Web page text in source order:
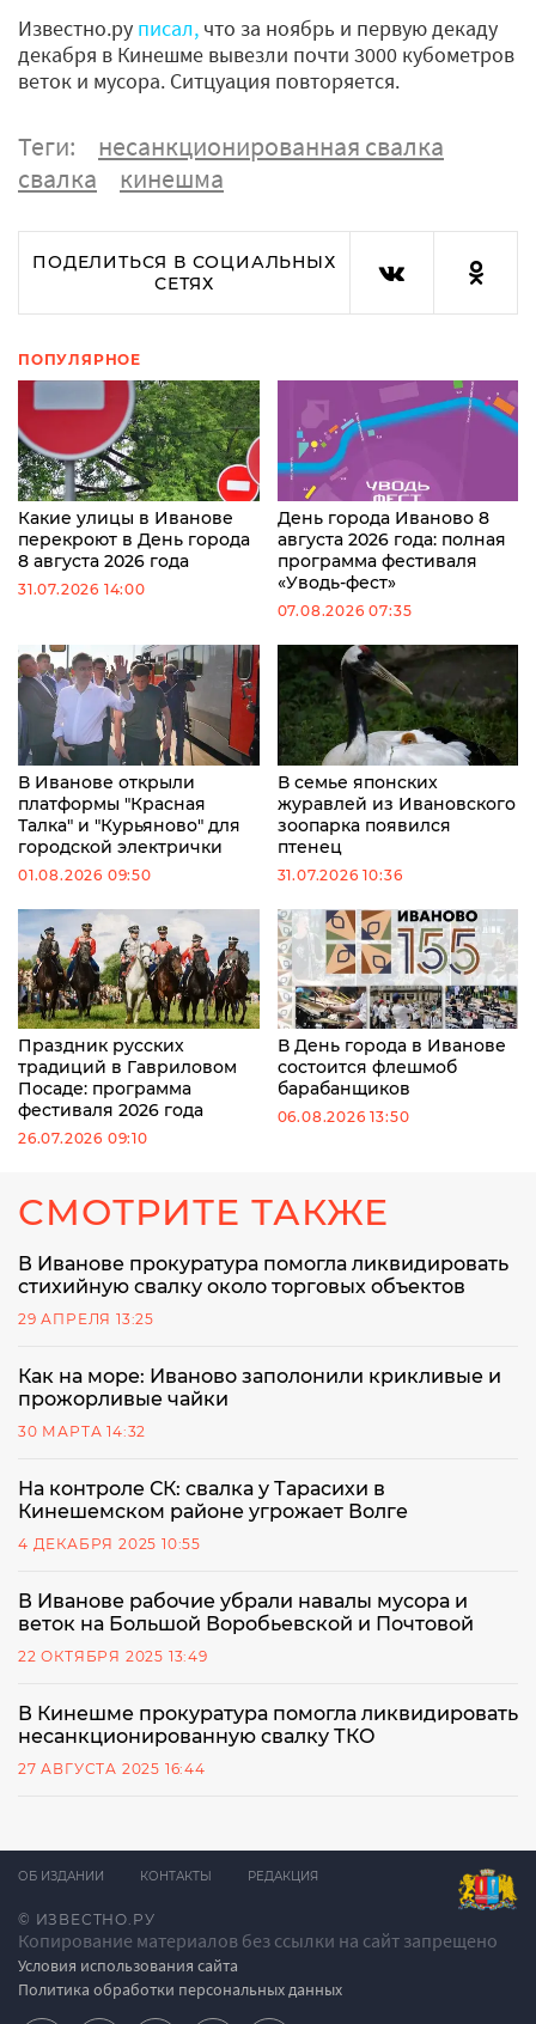
Известно.ру писал, что за ноябрь и первую декаду
декабря в Кинешме вывезли почти 3000 кубометров
веток и мусора. Ситцуация повторяется.
Теги:
несанкционированная свалка
свалка
кинешма
ПОДЕЛИТЬСЯ В СОЦИАЛЬНЫХ
СЕТЯХ
ПОПУЛЯРНОЕ
Какие улицы в Иванове
перекроют в День города
8 августа 2026 года
31.07.2026 14:00
День города Иваново 8
августа 2026 года: полная
программа фестиваля
«Уводь-фест»
07.08.2026 07:35
В Иванове открыли
платформы "Красная
Талка" и "Курьяново" для
городской электрички
01.08.2026 09:50
В семье японских
журавлей из Ивановского
зоопарка появился
птенец
31.07.2026 10:36
Праздник русских
традиций в Гавриловом
Посаде: программа
фестиваля 2026 года
26.07.2026 09:10
В День города в Иванове
состоится флешмоб
барабанщиков
06.08.2026 13:50
СМОТРИТЕ ТАКЖЕ
В Иванове прокуратура помогла ликвидировать
стихийную свалку около торговых объектов
29 АПРЕЛЯ 13:25
Как на море: Иваново заполонили крикливые и
прожорливые чайки
30 МАРТА 14:32
На контроле СК: свалка у Тарасихи в
Кинешемском районе угрожает Волге
4 ДЕКАБРЯ 2025 10:55
В Иванове рабочие убрали навалы мусора и
веток на Большой Воробьевской и Почтовой
22 ОКТЯБРЯ 2025 13:49
В Кинешме прокуратура помогла ликвидировать
несанкционированную свалку ТКО
27 АВГУСТА 2025 16:44
© ИЗВЕСТНО.РУ
Копирование материалов без ссылки на сайт запрещено
Условия использования сайта
Политика обработки персональных данных
ОБ ИЗДАНИИ КОНТАКТЫ РЕДАКЦИЯ